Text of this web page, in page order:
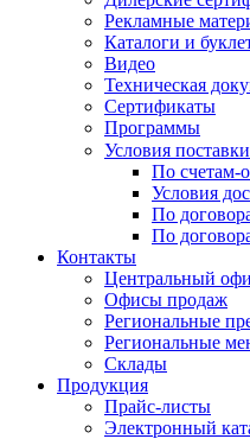
Рекламные
Каталоги и
Видео
Техническая
Сертификаты
Программы
Условия
По счетам-
Условия
По
По
Контакты
Центральный
Офисы продаж
Региональные
Региональные
Склады
Продукция
Прайс-листы
Электронный